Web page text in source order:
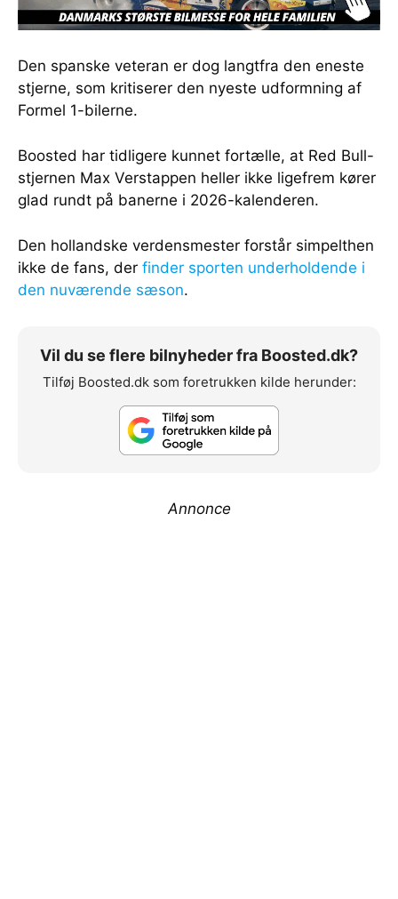
Den spanske veteran er dog langtfra den eneste
stjerne, som kritiserer den nyeste udformning af
Formel 1-bilerne.
Boosted har tidligere kunnet fortælle, at Red Bull-
stjernen Max Verstappen heller ikke ligefrem kører
glad rundt på banerne i 2026-kalenderen.
Den hollandske verdensmester forstår simpelthen
ikke de fans, der finder sporten underholdende i
den nuværende sæson.
Vil du se flere bilnyheder fra Boosted.dk?
Tilføj Boosted.dk som foretrukken kilde herunder:
Annonce